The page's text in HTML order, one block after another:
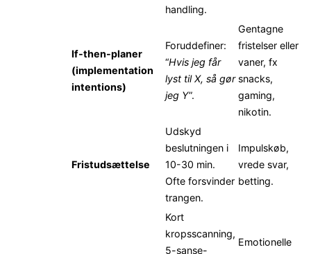
handling.
If-then-planer
(implementation
intentions)
Foruddefiner:
“Hvis jeg får
lyst til X, så gør
jeg Y”.
Gentagne
fristelser eller
vaner, fx
snacks,
gaming,
nikotin.
Fristudsættelse
Udskyd
beslutningen i
10-30 min.
Ofte forsvinder
trangen.
Impulskøb,
vrede svar,
betting.
Kort
kropsscanning,
5-sanse-
Emotionelle